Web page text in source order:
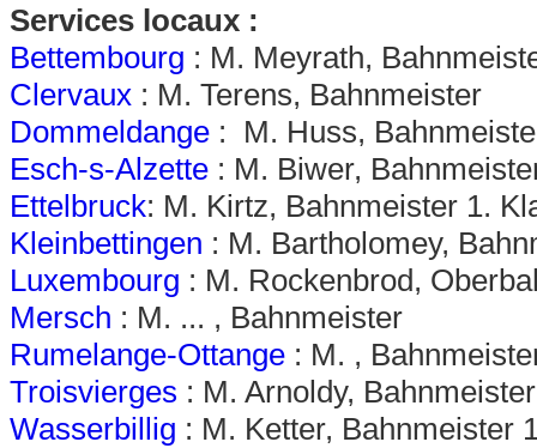
Services locaux :
Bettembourg : M. Meyrath,
Clervaux : M. Terens, Bahnmeister
Dommeldange : M. Huss,
Esch-s-Alzette : M. Biwer,
Ettelbruck: M. Kirtz, Bahnmeister 1.
Kleinbettingen : M. Bartholomey,
Luxembourg : M. Rockenbrod,
Mersch : M. ... , Bahnmeister
Rumelange-Ottange : M. ,
Troisvierges : M. Arnoldy, Bahnmeister
Wasserbillig : M. Ketter, Bahnmeister